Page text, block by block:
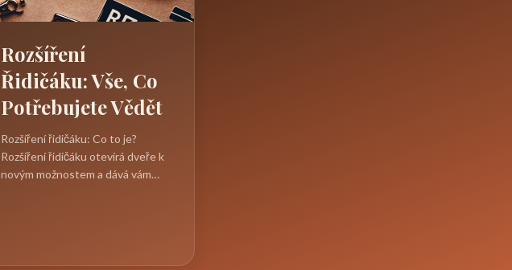
Rozšíření
Řidičáku: Vše, Co
Potřebujete Vědět
Rozšíření řidičáku: Co to je?
Rozšíření řidičáku otevírá dveře k
novým možnostem a dává vám